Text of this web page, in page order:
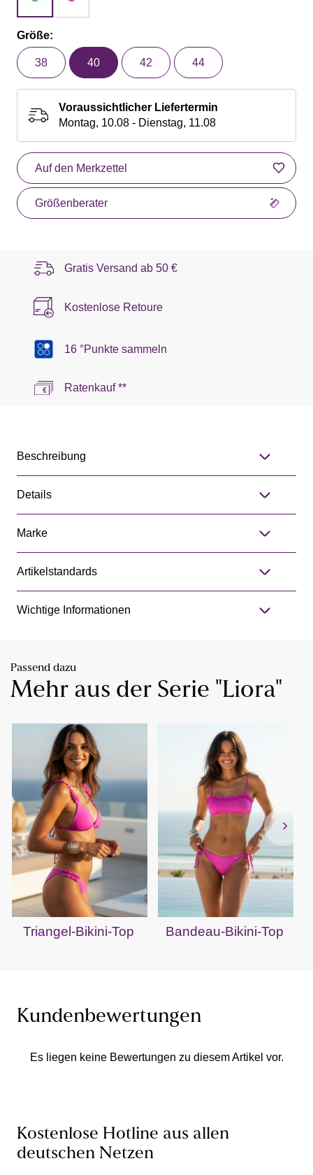
Größe:
38 40 42 44
Voraussichtlicher Liefertermin
Montag, 10.08 - Dienstag, 11.08
Auf den Merkzettel
Größenberater
Gratis Versand ab 50 €
Kostenlose Retoure
16 °Punkte sammeln
Ratenkauf **
Beschreibung
Details
Marke
Artikelstandards
Wichtige Informationen
Passend dazu
Mehr aus der Serie "Liora"
Triangel-Bikini-Top Bandeau-Bikini-Top
Kundenbewertungen
Es liegen keine Bewertungen zu diesem Artikel vor.
Kostenlose Hotline aus allen
deutschen Netzen